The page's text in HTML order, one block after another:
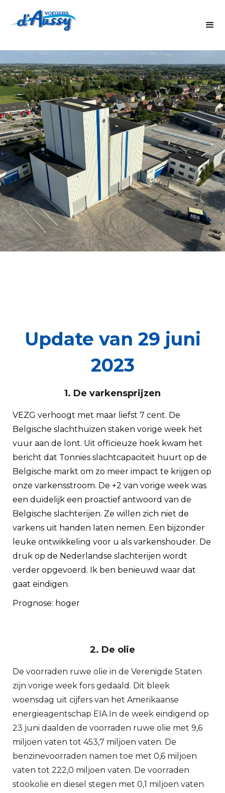
Update van 29 juni
2023
1. De varkensprijzen
VEZG verhoogt met maar liefst 7 cent. De
Belgische slachthuizen staken vorige week het
vuur aan de lont. Uit officieuze hoek kwam het
bericht dat Tonnies slachtcapaciteit huurt op de
Belgische markt om zo meer impact te krijgen op
onze varkensstroom. De +2 van vorige week was
een duidelijk een proactief antwoord van de
Belgische slachterijen. Ze willen zich niet de
varkens uit handen laten nemen. Een bijzonder
leuke ontwikkeling voor u als varkenshouder. De
druk op de Nederlandse slachterijen wordt
verder opgevoerd. Ik ben benieuwd waar dat
gaat eindigen.
Prognose: hoger
2. De olie
De voorraden ruwe olie in de Verenigde Staten
zijn vorige week fors gedaald. Dit bleek
woensdag uit cijfers van het Amerikaanse
energieagentschap EIA.In de week eindigend op
23 juni daalden de voorraden ruwe olie met 9,6
miljoen vaten tot 453,7 miljoen vaten. De
benzinevoorraden namen toe met 0,6 miljoen
vaten tot 222,0 miljoen vaten. De voorraden
stookolie en diesel stegen met 0,1 miljoen vaten